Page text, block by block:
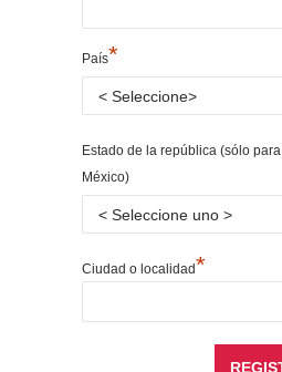
País*
Estado de la república (sólo para
México)
Ciudad o localidad*